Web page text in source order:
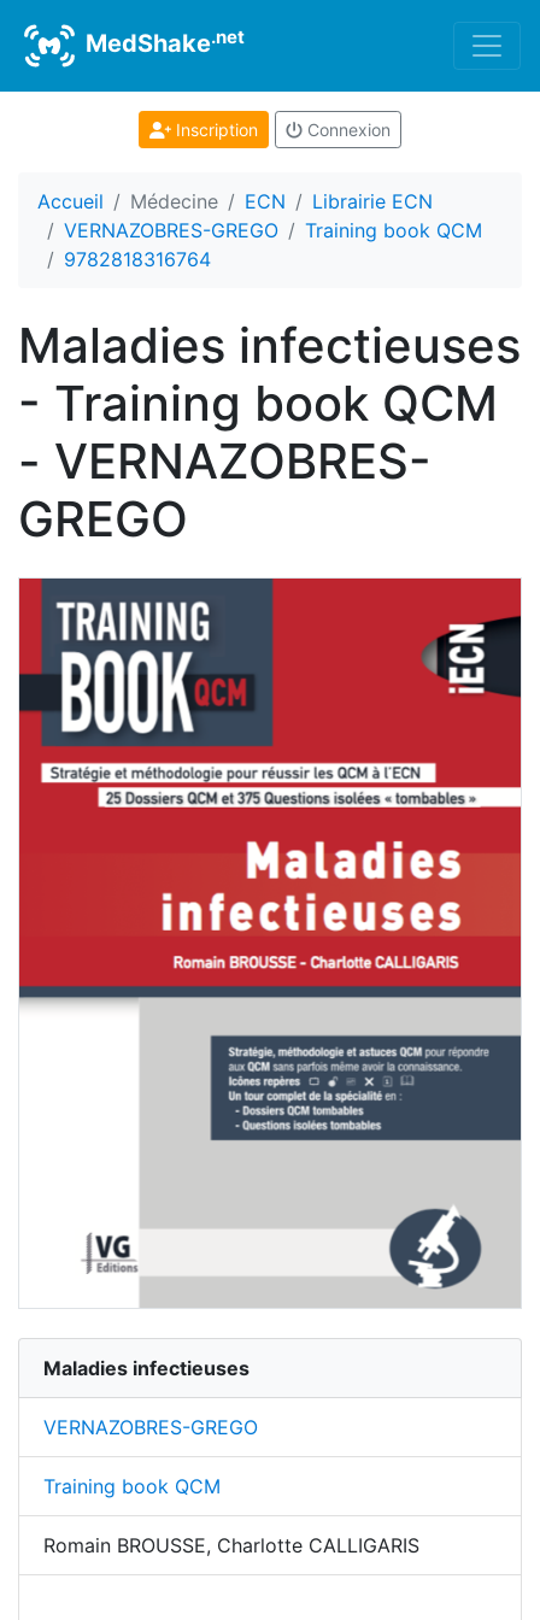
MedShake.net
Inscription Connexion
Accueil Médecine ECN
Librairie ECN
VERNAZOBRES-GREGO
Training book QCM
9782818316764
Maladies infectieuses
- Training book QCM
- VERNAZOBRES-
GREGO
Maladies infectieuses
VERNAZOBRES-GREGO
Training book QCM
Romain BROUSSE, Charlotte CALLIGARIS